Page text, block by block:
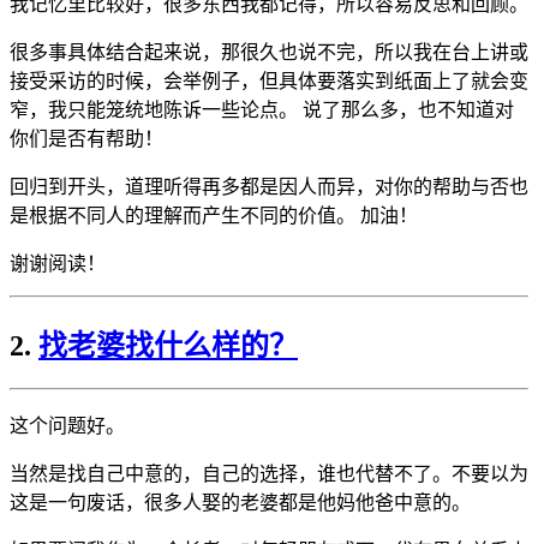
我记忆里比较好，很多东西我都记得，所以容易反思和回顾。
很多事具体结合起来说，那很久也说不完，所以我在台上讲或
接受采访的时候，会举例子，但具体要落实到纸面上了就会变
窄，我只能笼统地陈诉一些论点。 说了那么多，也不知道对
你们是否有帮助！
回归到开头，道理听得再多都是因人而异，对你的帮助与否也
是根据不同人的理解而产生不同的价值。 加油！
谢谢阅读！
2. 找老婆找什么样的？
这个问题好。
当然是找自己中意的，自己的选择，谁也代替不了。不要以为
这是一句废话，很多人娶的老婆都是他妈他爸中意的​。